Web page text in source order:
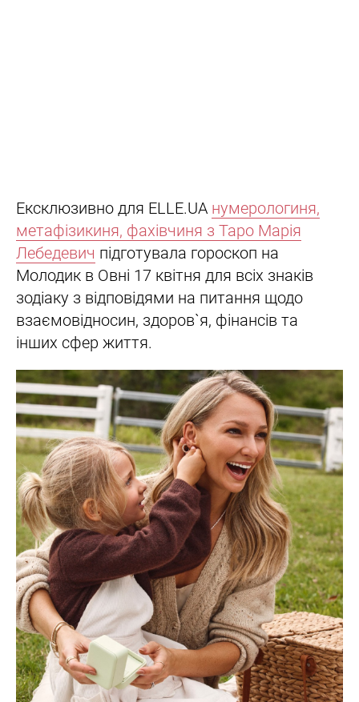
Ексклюзивно для ELLE.UA нумерологиня,
метафізикиня, фахівчиня з Таро Марія
Лебедевич підготувала гороскоп на
Молодик в Овні 17 квітня для всіх знаків
зодіаку з відповідями на питання щодо
взаємовідносин, здоров`я, фінансів та
інших сфер життя.